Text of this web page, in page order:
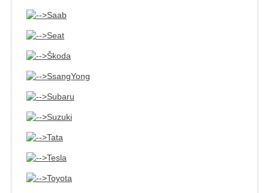
Saab
Seat
Škoda
SsangYong
Subaru
Suzuki
Tata
Tesla
Toyota